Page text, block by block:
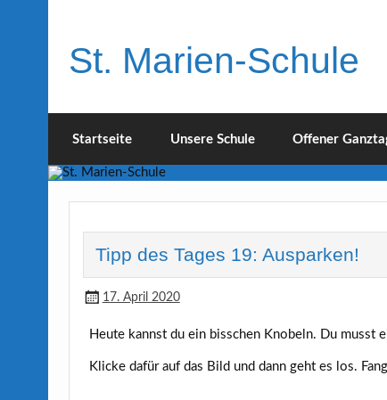
St. Marien-Schule
Katholische Grundschule in Moers
Startseite Unsere Schule Offener
Tipp des Tages 19: Ausparken!
17. April 2020
Heute kannst du ein bisschen Knobeln. Du musst
Klicke dafür auf das Bild und dann geht es los.